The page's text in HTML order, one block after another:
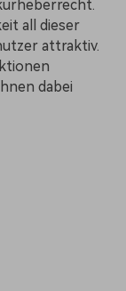
all dieser
attraktiv.
dabei